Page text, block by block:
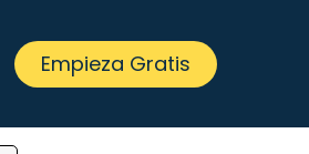
Empieza Gratis